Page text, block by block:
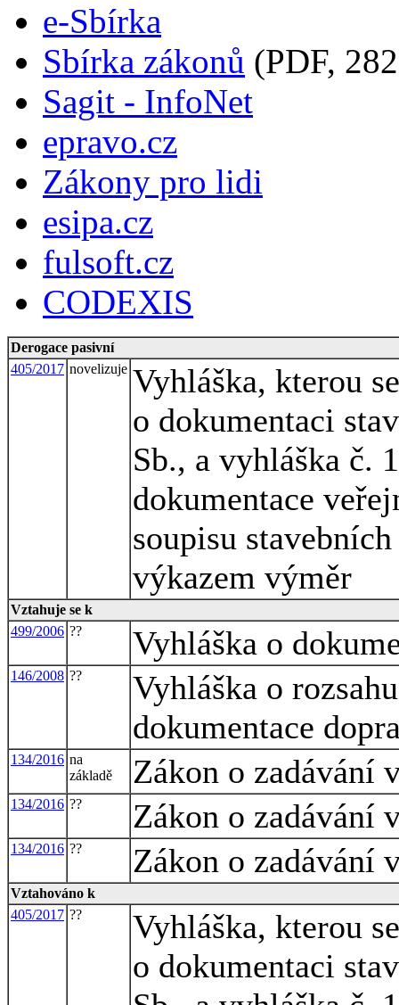
e-Sbírka
Sbírka zákonů (PDF,
Sagit - InfoNet
epravo.cz
Zákony pro lidi
esipa.cz
fulsoft.cz
CODEXIS
Derogace pasivní
405/2017 novelizuje Vyhláška, kterou
o dokumentaci
Sb., a vyhláška č.
dokumentace
soupisu
výkazem výměr
Vztahuje se k
499/2006 ?? Vyhláška o
146/2008 ??
Vyhláška o
dokumentace
134/2016 na
základě
Zákon o zadávání
134/2016 ?? Zákon o zadávání
134/2016 ?? Zákon o zadávání
Vztahováno k
405/2017 ??
Vyhláška, kterou
o dokumentaci